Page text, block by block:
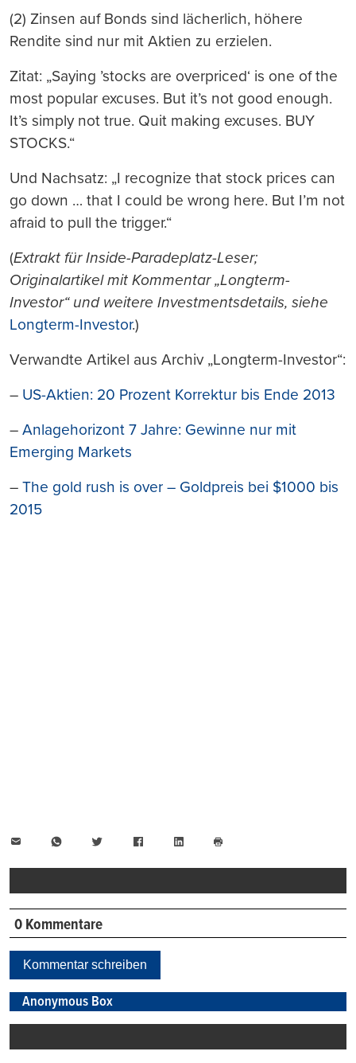
(2) Zinsen auf Bonds sind lächerlich, höhere
Rendite sind nur mit Aktien zu erzielen.
Zitat: „Saying ’stocks are overpriced‘ is one of the
most popular excuses. But it’s not good enough.
It’s simply not true. Quit making excuses. BUY
STOCKS.“
Und Nachsatz: „I recognize that stock prices can
go down … that I could be wrong here. But I’m not
afraid to pull the trigger.“
(Extrakt für Inside-Paradeplatz-Leser;
Originalartikel mit Kommentar „Longterm-
Investor“ und weitere Investmentsdetails, siehe
Longterm-Investor.)
Verwandte Artikel aus Archiv „Longterm-Investor“:
– US-Aktien: 20 Prozent Korrektur bis Ende 2013
– Anlagehorizont 7 Jahre: Gewinne nur mit
Emerging Markets
– The gold rush is over – Goldpreis bei $1000 bis
2015
WhatsAppTwitter FacebookLinkedIn
drucken
0 Kommentare
Kommentar schreiben
Anonymous Box